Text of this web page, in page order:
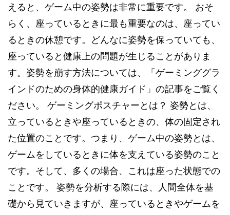
えると、ゲーム中の姿勢は非常に重要です。 おそ
らく、座っているときに最も重要なのは、座ってい
るときの休憩です。どんなに姿勢を保っていても、
座っていると健康上の問題が生じることがありま
す。姿勢を崩す方法については、「ゲーミンググラ
インドのための身体的健康ガイド」の記事をご覧く
ださい。 ゲーミングポスチャーとは？ 姿勢とは、
立っているときや座っているときの、体の固定され
た位置のことです。つまり、ゲーム中の姿勢とは、
ゲームをしているときに体を支えている姿勢のこと
です。そして、多くの場合、これは座った状態での
ことです。 姿勢を分析する際には、人間全体を基
礎から見ていきますが、座っているときやゲームを